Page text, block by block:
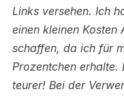
Links versehen. Ich
einen kleinen Kosten
schaffen, da ich für
Prozentchen
teurer! Bei der